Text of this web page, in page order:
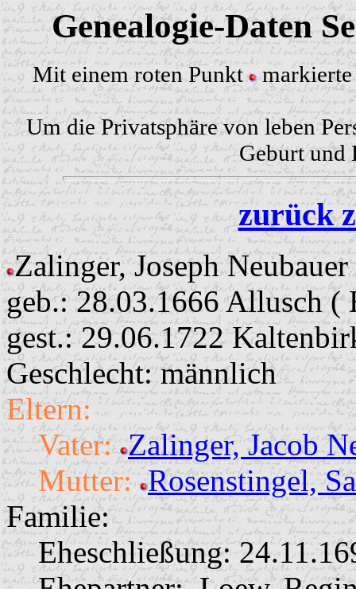
Genealogie-Daten
Mit einem roten Punkt markierte
Um die Privatsphäre von leben
Geburt und
zurück
Zalinger, Joseph
geb.: 28.03.1666 Allusch (
gest.: 29.06.1722
Geschlecht: männlich
Eltern:
Vater: Zalinger, Jacob
Mutter: Rosenstingel,
Familie:
Eheschließung: